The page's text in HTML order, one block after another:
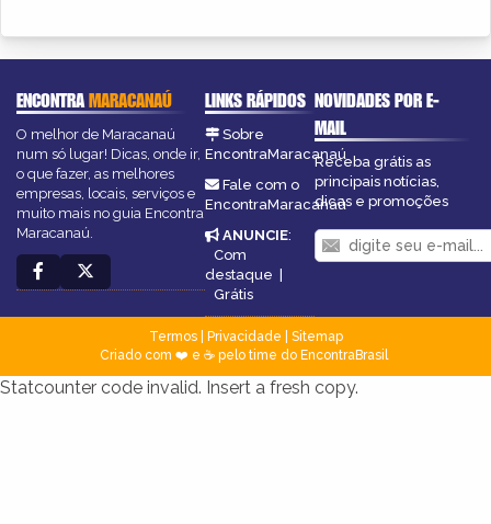
ENCONTRAMARACANAÚ
O melhor de Maracanaú
num só lugar! Dicas, onde ir,
o que fazer, as melhores
empresas, locais, serviços e
muito mais no guia Encontra
Maracanaú.
LINKS RÁPIDOS
Sobre
EncontraMaracanaú
Fale com o
EncontraMaracanaú
ANUNCIE:
Com
destaque |
Grátis
NOVIDADES POR E-
MAIL
Receba grátis as
principais notícias,
dicas e promoções
Termos| Privacidade
Sitemap
Criado com ❤️ e ☕ pelo time do EncontraBrasil
Statcounter code invalid. Insert a fresh copy.